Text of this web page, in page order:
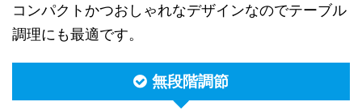
コンパクトかつおしゃれなデザインなのでテーブル
調理にも最適です。
無段階調節